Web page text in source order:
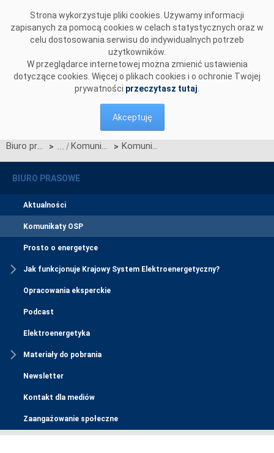
Strona wykorzystuje pliki cookies. Używamy informacji
zapisanych za pomocą cookies w celach statystycznych oraz w
celu dostosowania serwisu do indywidualnych potrzeb
użytkowników.
W przeglądarce internetowej można zmienić ustawienia
dotyczące cookies. Więcej o plikach cookies i o ochronie Twojej
prywatności przeczytasz tutaj
Akceptuję
Biuro prasowe > Komunikaty OSP > Komunikat OSP dotyczący zawieszenia procesu Jednolitego łączenia Rynków Dnia Bieżącego w dniu 17.12.2024.
BIURO PRASOWE
Aktualności
Komunikaty OSP
Prosto o energetyce
Jak funkcjonuje Krajowy System Elektroenergetyczny?
Opracowania eksperckie
Podcast
Elektroenergetyka
Materiały do pobrania
Newsletter
Kontakt dla mediów
Zaangażowanie społeczne